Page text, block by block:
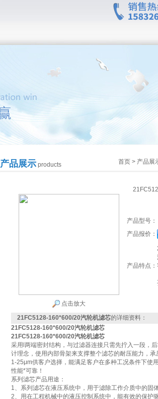
产品展示 products 首页 > 产品展
点击放大
产品型号：
产品报价：
产品特点：
21FC5128-160*600/20汽轮机滤芯的详细资料：
21FC5128-160*600/20汽轮机滤芯
21FC5128-160*600/20汽轮机滤芯
采用l两端密封结构，与过滤器连接只需先拧入一段，
计理念，使用内部骨架来支撑整个滤芯的耐压能力，
1-25μm供客户选择，能满足客户在多种工况条件下使
性能*可靠！
系列滤芯产品用途：
1、系列滤芯在液压系统中，用于滤除工作介质中的固
2、用在工程机械中的液压控制系统中，能有效的保护